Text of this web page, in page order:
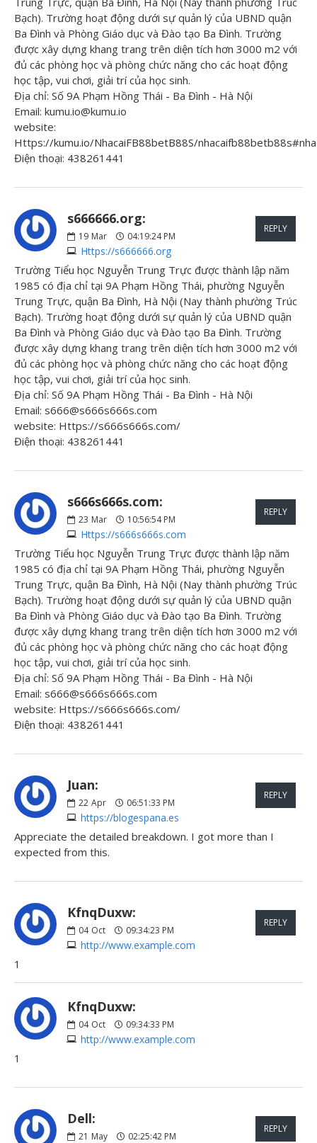
Bạch). Trường hoạt động dưới sự quản lý của UBND quận
Ba Đình và Phòng Giáo dục và Đào tạo Ba Đình. Trường
được xây dựng khang trang trên diện tích hơn 3000 m2 với
đủ các phòng học và phòng chức năng cho các hoạt động
học tập, vui chơi, giải trí của học sinh.
Địa chỉ: Số 9A Phạm Hồng Thái - Ba Đình - Hà Nội
Email: kumu.io@kumu.io
website:
Https://kumu.io/NhacaiFB88betB88S/
Điện thoại: 438261441
s666666.org:
19 Mar 04:19:24 PM
Https://s666666.org
REPLY
Trường Tiểu học Nguyễn Trung Trực được thành lập năm
1985 có địa chỉ tại 9A Phạm Hồng Thái, phường Nguyễn
Trung Trực, quận Ba Đình, Hà Nội (Nay thành phường Trúc
Bạch). Trường hoạt động dưới sự quản lý của UBND quận
Ba Đình và Phòng Giáo dục và Đào tạo Ba Đình. Trường
được xây dựng khang trang trên diện tích hơn 3000 m2 với
đủ các phòng học và phòng chức năng cho các hoạt động
học tập, vui chơi, giải trí của học sinh.
Địa chỉ: Số 9A Phạm Hồng Thái - Ba Đình - Hà Nội
Email: s666@s666s666s.com
website: Https://s666s666s.com/
Điện thoại: 438261441
s666s666s.com:
23 Mar 10:56:54 PM
Https://s666s666s.com
REPLY
Trường Tiểu học Nguyễn Trung Trực được thành lập năm
1985 có địa chỉ tại 9A Phạm Hồng Thái, phường Nguyễn
Trung Trực, quận Ba Đình, Hà Nội (Nay thành phường Trúc
Bạch). Trường hoạt động dưới sự quản lý của UBND quận
Ba Đình và Phòng Giáo dục và Đào tạo Ba Đình. Trường
được xây dựng khang trang trên diện tích hơn 3000 m2 với
đủ các phòng học và phòng chức năng cho các hoạt động
học tập, vui chơi, giải trí của học sinh.
Địa chỉ: Số 9A Phạm Hồng Thái - Ba Đình - Hà Nội
Email: s666@s666s666s.com
website: Https://s666s666s.com/
Điện thoại: 438261441
Juan:
22 Apr 06:51:33 PM
https://blogespana.es
REPLY
Appreciate the detailed breakdown. I got more than I
expected from this.
KfnqDuxw:
04 Oct 09:34:23 PM
http://www.example.com
REPLY
1
KfnqDuxw:
04 Oct 09:34:33 PM
http://www.example.com
1
Dell:
21 May 02:25:42 PM
REPLY